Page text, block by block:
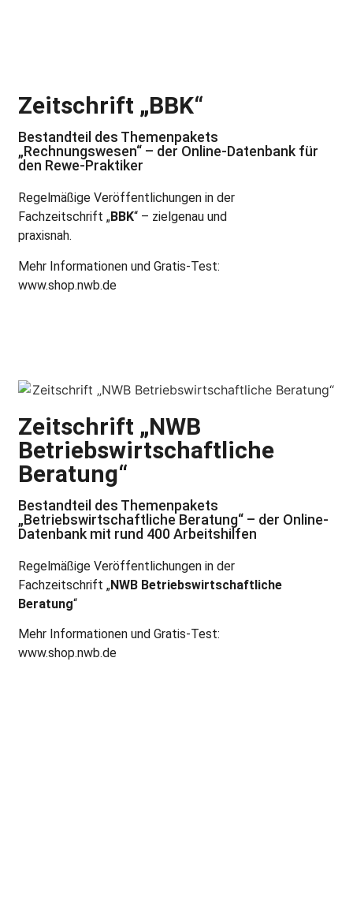
Zeitschrift „BBK“
Bestandteil des Themenpakets
„Rechnungswesen“ – der Online-Datenbank für
den Rewe-Praktiker
Regelmäßige Veröffentlichungen in der
Fachzeitschrift „BBK“ – zielgenau und
praxisnah.
Mehr Informationen und Gratis-Test:
www.shop.nwb.de
Zeitschrift „NWB
Betriebswirtschaftliche
Beratung“
Bestandteil des Themenpakets
„Betriebswirtschaftliche Beratung“ – der Online-
Datenbank mit rund 400 Arbeitshilfen
Regelmäßige Veröffentlichungen in der
Fachzeitschrift „NWB Betriebswirtschaftliche
Beratung“
Mehr Informationen und Gratis-Test:
www.shop.nwb.de